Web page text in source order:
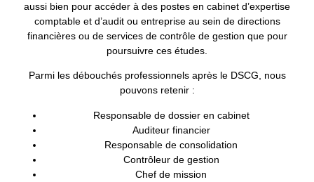
aussi bien pour accéder à des postes en cabinet d’expertise
comptable et d’audit ou entreprise au sein de directions
financières ou de services de contrôle de gestion que pour
poursuivre ces études.
Parmi les débouchés professionnels après le DSCG, nous
pouvons retenir :
Responsable de dossier en cabinet
Auditeur financier
Responsable de consolidation
Contrôleur de gestion
Chef de mission